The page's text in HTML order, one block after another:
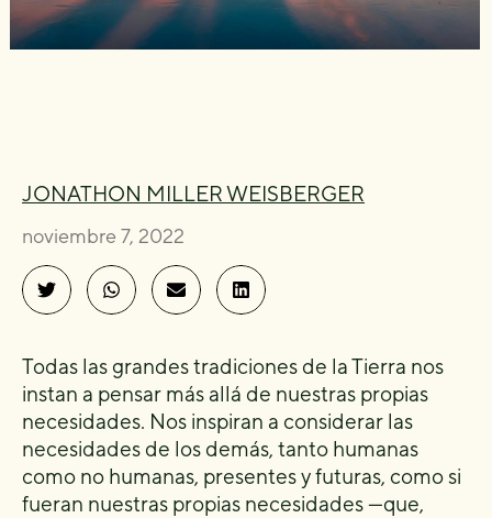
JONATHON MILLER WEISBERGER
noviembre 7, 2022
Todas las grandes tradiciones de la Tierra nos
instan a pensar más allá de nuestras propias
necesidades. Nos inspiran a considerar las
necesidades de los demás, tanto humanas
como no humanas, presentes y futuras, como si
fueran nuestras propias necesidades —que,